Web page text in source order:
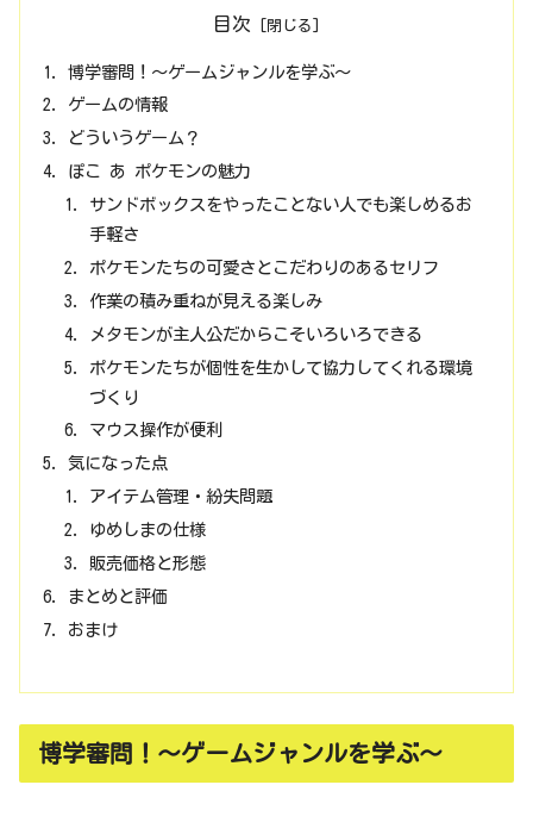
目次
博学審問！～ゲームジャンルを学ぶ～
ゲームの情報
どういうゲーム？
ぽこ あ ポケモンの魅力
サンドボックスをやったことない人でも楽しめるお
手軽さ
ポケモンたちの可愛さとこだわりのあるセリフ
作業の積み重ねが見える楽しみ
メタモンが主人公だからこそいろいろできる
ポケモンたちが個性を生かして協力してくれる環境
づくり
マウス操作が便利
気になった点
アイテム管理・紛失問題
ゆめしまの仕様
販売価格と形態
まとめと評価
おまけ
博学審問！～ゲームジャンルを学ぶ～